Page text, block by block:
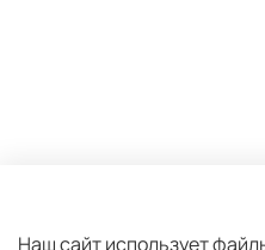
Пользовательское
Наш сайт использует